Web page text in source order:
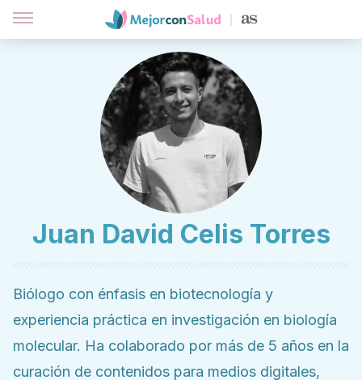
Juan David Celis Torres
Biólogo con énfasis en biotecnología y
experiencia práctica en investigación en biología
molecular. Ha colaborado por más de 5 años en la
curación de contenidos para medios digitales,